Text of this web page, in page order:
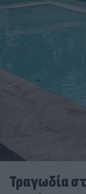
Τραγωδία